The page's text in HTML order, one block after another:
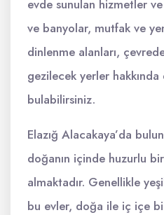
evde sunulan hizmetler
ve banyolar, mutfak ve
dinlenme alanları,
gezilecek yerler
bulabilirsiniz.
Elazığ Alacakaya’da
doğanın içinde huzurlu
almaktadır. Genellikle
bu evler, doğa ile iç içe